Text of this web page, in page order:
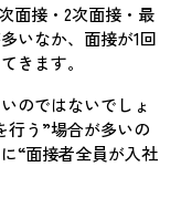
面接・2次面接・最
いなか、面接が1回
きます。
のではないでしょ
行う”場合が多いの
“面接者全員が入社